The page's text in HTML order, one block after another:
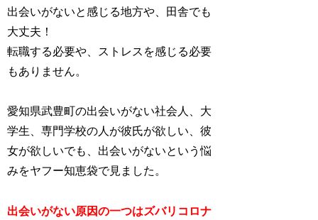
出会いがないと感じる地方や、田舎でも
大丈夫！
転職する必要や、ストレスを感じる必要
もありません。
愛知県武豊町の出会いがない社会人、大
学生、専門学校の人が彼氏が欲しい、彼
女が欲しいでも、出会いがないという悩
みをヤフー知恵袋で見ました。
出会いがない原因の一つはズバリコロナ